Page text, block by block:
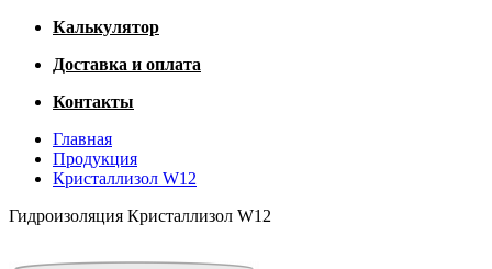
Калькулятор
Доставка и оплата
Контакты
Главная
Продукция
Кристаллизол W12
Гидроизоляция Кристаллизол W12